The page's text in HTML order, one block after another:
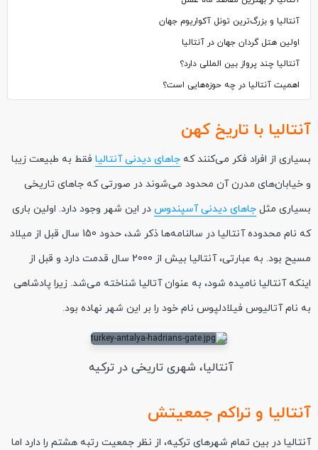
آنتالیا و بزرگ‌ترین تونل آکواریوم جهان
اولین هتل گردان جهان در آنتالیا
آنتالیا چند پرواز بین المللی دارد؟
اهمیت آنتالیا در چه حوزه‌هایی است؟
آنتالیا با تاریخ کهن
بسیاری از افراد فکر می‌کنند که جاهای دیدنی آنتالیا فقط به طبیعت زیبا
و خیابان‌های مدرن آن محدود می‌شوند در صورتی که جاهای تاریخی
بسیاری مثل جاهای دیدنی آسپندوس در این شهر وجود دارد. اولین باری
که نام محدوده آنتالیا در سالنامه‌ها ذکر شد، حدود 150 سال قبل از میلاد
مسیح بود. به عبارتی، آنتالیا بیش از 2000 سال قدمت دارد و قبل از
اینکه آنتالیا نامیده شود، به عنوان آتالیا شناخته می‌شد. زیرا پادشاهی
به نام آتالیوس فیلادلپوس نام خود را بر این شهر نهاده بود.
آنتالیا، شهری تاریخی در ترکیه
آنتالیا و تراکم جمعیتش
آنتالیا در بین تمام شهرهای ترکیه، از نظر جمعیت رتبه هشتم را دارد اما